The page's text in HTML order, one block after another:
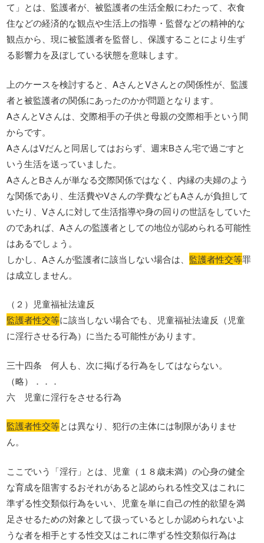
て」とは、監護者が、被監護者の生活全般にわたって、衣食
住などの経済的な観点や生活上の指導・監督などの精神的な
観点から、現に被監護者を監督し、保護することにより生ず
る影響力を及ぼしている状態を意味します。
上のケースを検討すると、AさんとVさんとの関係性が、監護
者と被監護者の関係にあったのかが問題となります。
AさんとVさんは、交際相手の子供と母親の交際相手という間
からです。
AさんはVだんと同居してはおらず、週末Bさん宅で過ごすと
いう生活を送っていました。
AさんとBさんが単なる交際関係ではなく、内縁の夫婦のよう
な関係であり、生活費やVさんの学費などもAさんが負担して
いたり、Vさんに対して生活指導や身の回りの世話をしていた
のであれば、Aさんの監護者としての地位が認められる可能性
はあるでしょう。
しかし、Aさんが監護者に該当しない場合は、 監護者性交等罪
は成立しません。
（２）児童福祉法違反
監護者性交等に該当しない場合でも、児童福祉法違反（児童
に淫行させる行為）に当たる可能性があります。
三十四条 何人も、次に掲げる行為をしてはならない。
（略）．．．
六 児童に淫行をさせる行為
監護者性交等とは異なり、犯行の主体には制限がありませ
ん。
ここでいう「淫行」とは、児童（１８歳未満）の心身の健全
な育成を阻害するおそれがあると認められる性交又はこれに
準ずる性交類似行為をいい、児童を単に自己の性的欲望を満
足させるための対象として扱っているとしか認められないよ
うな者を相手とする性交又はこれに準ずる性交類似行為は